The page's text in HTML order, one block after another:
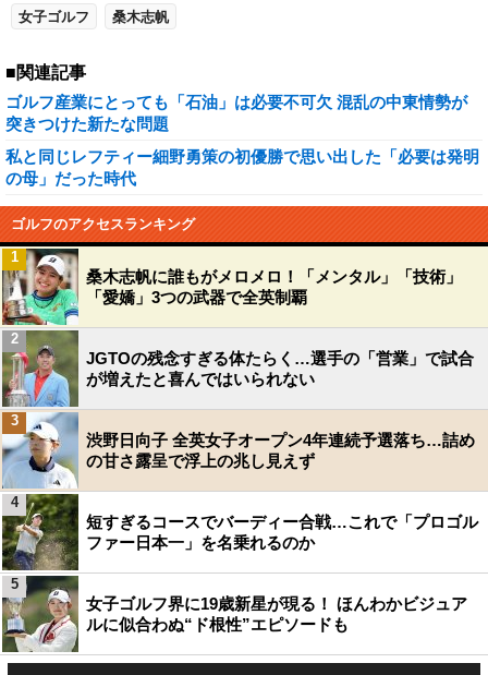
女子ゴルフ 桑木志帆
■関連記事
ゴルフ産業にとっても「石油」は必要不可欠 混乱の中東情勢が
突きつけた新たな問題
私と同じレフティー細野勇策の初優勝で思い出した「必要は発明
の母」だった時代
ゴルフのアクセスランキング
桑木志帆に誰もがメロメロ！「メンタル」「技術」
「愛嬌」3つの武器で全英制覇
1
JGTOの残念すぎる体たらく…選手の「営業」で試合
が増えたと喜んではいられない
2
渋野日向子 全英女子オープン4年連続予選落ち…詰め
の甘さ露呈で浮上の兆し見えず
3
短すぎるコースでバーディー合戦…これで「プロゴル
ファー日本一」を名乗れるのか
4
女子ゴルフ界に19歳新星が現る！ ほんわかビジュア
ルに似合わぬ“ド根性”エピソードも
5